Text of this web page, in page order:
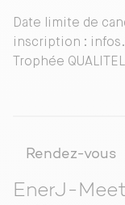
Date limite de
inscription :
Trophée
Rendez-vous
EnerJ-